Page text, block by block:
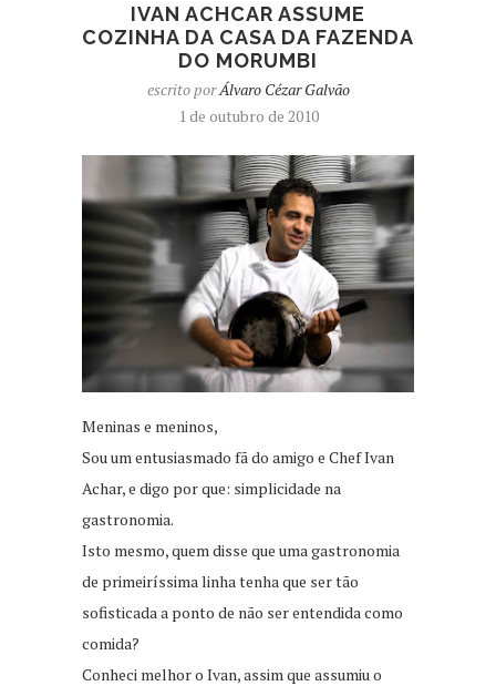
IVAN ACHCAR ASSUME
COZINHA DA CASA DA FAZENDA
DO MORUMBI
escrito porÁlvaro Cézar Galvão
1 de outubro de 2010
Meninas e meninos,
Sou um entusiasmado fã do amigo e Chef Ivan
Achar, e digo por que: simplicidade na
gastronomia.
Isto mesmo, quem disse que uma gastronomia
de primeiríssima linha tenha que ser tão
sofisticada a ponto de não ser entendida como
comida?
Conheci melhor o Ivan, assim que assumiu o